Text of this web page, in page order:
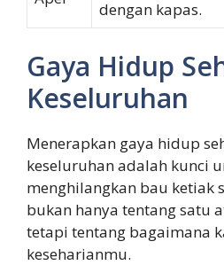
dengan kapas.
Gaya Hidup
Keseluruhan
Menerapkan gaya hidup
keseluruhan adalah kunci
menghilangkan bau ketiak
bukan hanya tentang satu
tetapi tentang bagaimana
keseharianmu.